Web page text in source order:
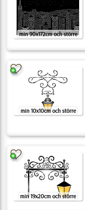
min 90x172cm och större
min 10x10cm och större
min 19x20cm och större